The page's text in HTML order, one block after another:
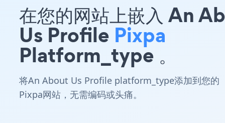
在您的网站上嵌入 An
Us Profile Pixpa
Platform_type 。
将An About Us Profile platform_type添加到您的
Pixpa网站，无需编码或头痛。